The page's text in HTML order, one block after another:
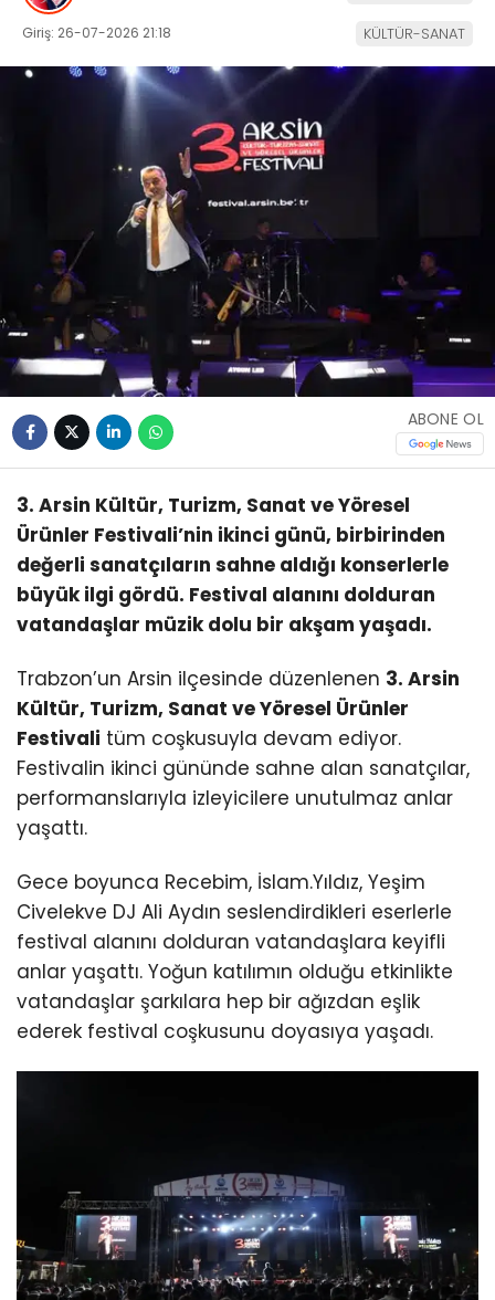
Giriş: 26-07-2026 21:18 KÜLTÜR-SANAT
ABONE OL
3. Arsin Kültür, Turizm, Sanat ve Yöresel
Ürünler Festivali’nin ikinci günü, birbirinden
değerli sanatçıların sahne aldığı konserlerle
büyük ilgi gördü. Festival alanını dolduran
vatandaşlar müzik dolu bir akşam yaşadı.
Trabzon’un Arsin ilçesinde düzenlenen 3. Arsin
Kültür, Turizm, Sanat ve Yöresel Ürünler
Festivali tüm coşkusuyla devam ediyor.
Festivalin ikinci gününde sahne alan sanatçılar,
performanslarıyla izleyicilere unutulmaz anlar
yaşattı.
Gece boyunca Recebim, İslam.Yıldız, Yeşim
Civelekve DJ Ali Aydın seslendirdikleri eserlerle
festival alanını dolduran vatandaşlara keyifli
anlar yaşattı. Yoğun katılımın olduğu etkinlikte
vatandaşlar şarkılara hep bir ağızdan eşlik
ederek festival coşkusunu doyasıya yaşadı.